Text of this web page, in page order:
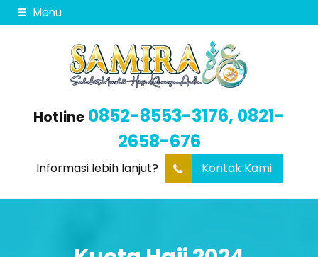
Menu
Hotline 0852-8553-3176, 0821-
2658-676
Informasi lebih lanjut? Kontak Kami